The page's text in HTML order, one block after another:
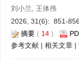
刘小兰, 王体伟
2026, 31(6): 851-
摘要 ( 14 )
参考文献 | 相关文章 |